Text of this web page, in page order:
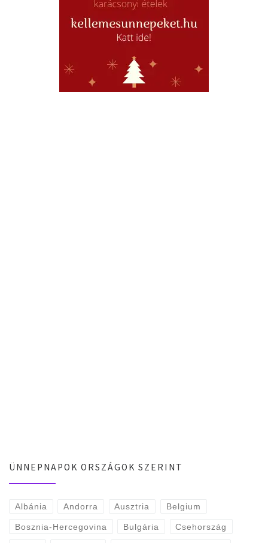
ÜNNEPNAPOK ORSZÁGOK SZERINT
Albánia Andorra Ausztria Belgium
Bosznia-Hercegovina Bulgária Csehország